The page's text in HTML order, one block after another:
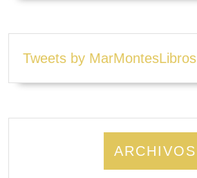
Tweets by MarMontesLibros
ARCHIVOS